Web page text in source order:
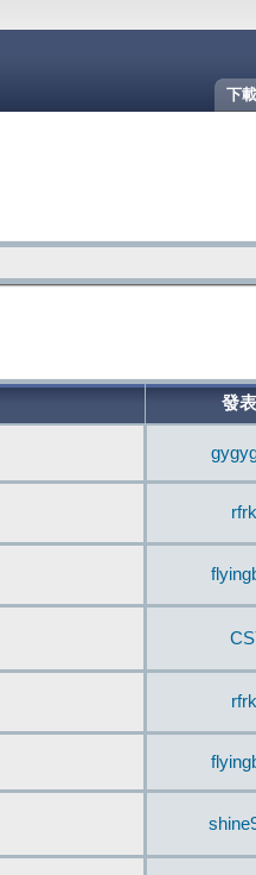
下載
發